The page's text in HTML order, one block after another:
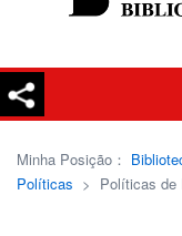
Minha Posição：
Políticas > Políticas de